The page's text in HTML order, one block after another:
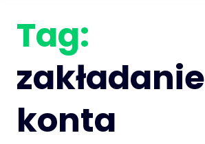
Tag:
zakładanie
konta